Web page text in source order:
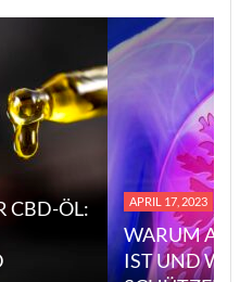
CBD-ÖL:
APRIL 17, 2023
WARUM
IST UND